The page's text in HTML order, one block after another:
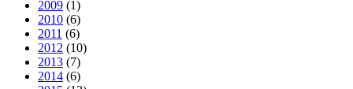
2009 (1)
2010 (6)
2011 (6)
2012 (10)
2013 (7)
2014 (6)